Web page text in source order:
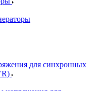
для синхронных